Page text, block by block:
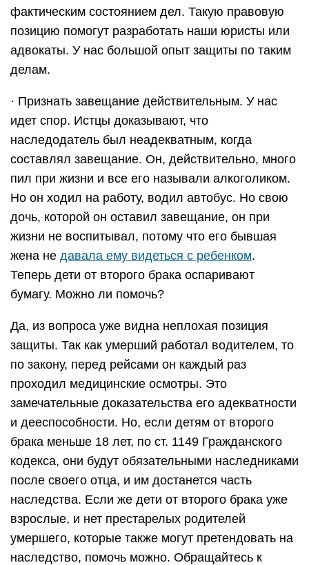
фактическим состоянием дел. Такую правовую
позицию помогут разработать наши юристы или
адвокаты. У нас большой опыт защиты по таким
делам.
· Признать завещание действительным. У нас
идет спор. Истцы доказывают, что
наследодатель был неадекватным, когда
составлял завещание. Он, действительно, много
пил при жизни и все его называли алкоголиком.
Но он ходил на работу, водил автобус. Но свою
дочь, которой он оставил завещание, он при
жизни не воспитывал, потому что его бывшая
жена не давала ему видеться с ребенком.
Теперь дети от второго брака оспаривают
бумагу. Можно ли помочь?
Да, из вопроса уже видна неплохая позиция
защиты. Так как умерший работал водителем, то
по закону, перед рейсами он каждый раз
проходил медицинские осмотры. Это
замечательные доказательства его адекватности
и дееспособности. Но, если детям от второго
брака меньше 18 лет, по ст. 1149 Гражданского
кодекса, они будут обязательными наследниками
после своего отца, и им достанется часть
наследства. Если же дети от второго брака уже
взрослые, и нет престарелых родителей
умершего, которые также могут претендовать на
наследство, помочь можно. Обращайтесь к